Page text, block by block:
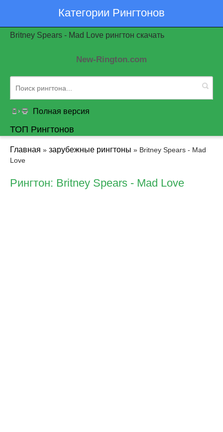
Категории Рингтонов
Britney Spears - Mad Love рингтон скачать
New-Rington.com
Полная версия
ТОП Рингтонов
Главная » зарубежные рингтоны » Britney Spears - Mad
Love
Рингтон: Britney Spears - Mad Love